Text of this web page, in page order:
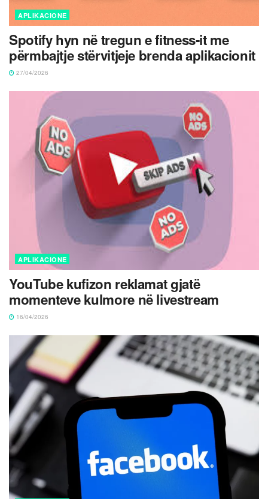
APLIKACIONE
Spotify hyn në tregun e fitness-it me
përmbajtje stërvitjeje brenda aplikacionit
27/04/2026
APLIKACIONE
YouTube kufizon reklamat gjatë
momenteve kulmore në livestream
16/04/2026